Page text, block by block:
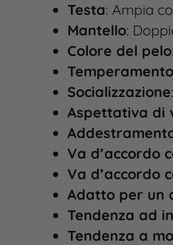
Testa: Ampia
Mantello:
Colore del pelo
Temperamento
Socializzazione
Aspettativa di
Va d’accordo
Va d’accordo
Adatto per un
Tendenza ad
Tendenza a